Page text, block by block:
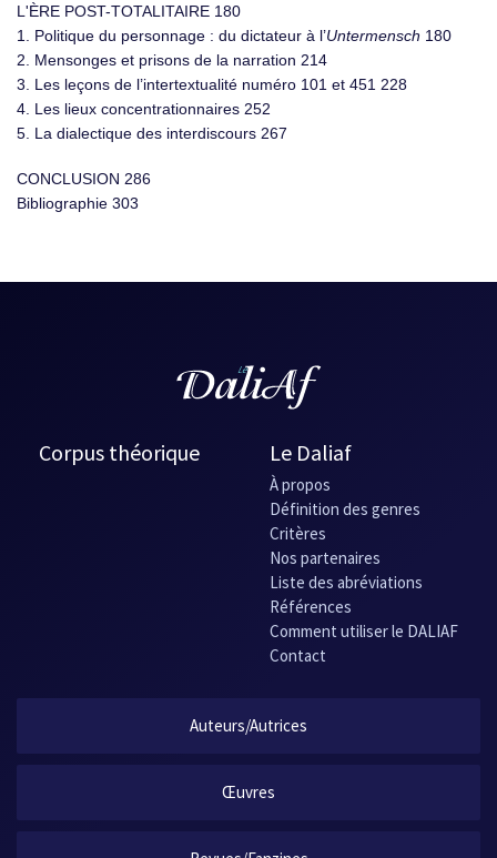
L'ÈRE POST-TOTALITAIRE 180
1. Politique du personnage : du dictateur à l’Untermensch 180
2. Mensonges et prisons de la narration 214
3. Les leçons de l’intertextualité numéro 101 et 451 228
4. Les lieux concentrationnaires 252
5. La dialectique des interdiscours 267
CONCLUSION 286
Bibliographie 303
Corpus théorique Le Daliaf
À propos
Définition des genres
Critères
Nos partenaires
Liste des abréviations
Références
Comment utiliser le DALIAF
Contact
Auteurs/Autrices
Œuvres